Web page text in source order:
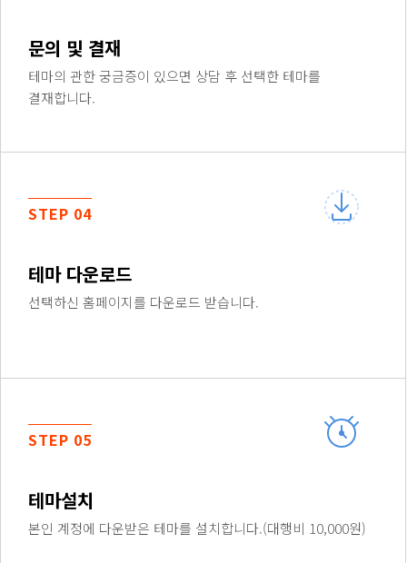
문의 및 결재
테마의 관한 궁금증이 있으면 상담 후 선택한 테마를
결재합니다.
STEP 04
테마 다운로드
선택하신 홈페이지를 다운로드 받습니다.
STEP 05
테마설치
본인 계정에 다운받은 테마를 설치합니다.(대행비 10,000원)